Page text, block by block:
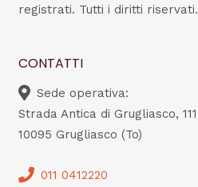
registrati. Tutti i diritti riservati.
CONTATTI
Sede operativa:
Strada Antica di Grugliasco, 111
10095 Grugliasco (To)
011 0412220